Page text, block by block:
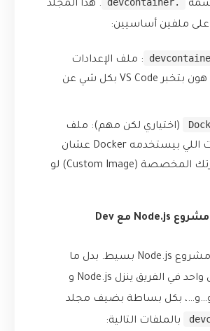
.devcontainer
. هذا المجلد
على ملفين أساسيين:
: ملف الإعدادات
الرئيسي. هون بتخبر VS Code بكل شي عن
(اختياري لكن مهم): ملف
التعليمات اللي بيستخدمه Docker عشان
يبني صورتك المخصصة (Custom Image) لو
مثال عملي: مشروع Node.js مع Dev
لنفترض عنا مشروع Node.js بسيط. بدل ما
أطلب من كل واحد في الفريق ينزل Node.js و
بالملفات التالية: